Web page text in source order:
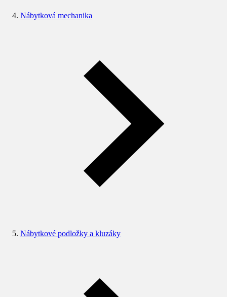
Nábytková mechanika
Nábytkové podložky a kluzáky